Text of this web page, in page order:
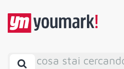
cosa stai